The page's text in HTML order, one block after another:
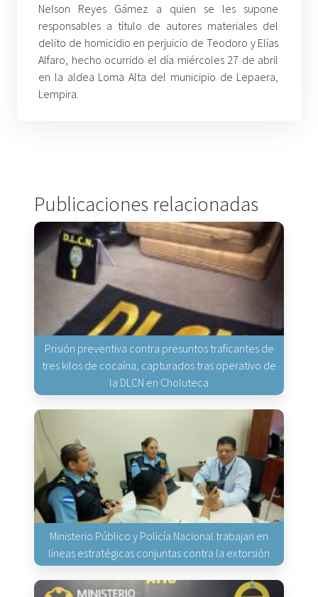
Nelson Reyes Gámez a quien se les supone
responsables a título de autores materiales del
delito de homicidio en perjuicio de Teodoro y Elías
Alfaro, hecho ocurrido el día miércoles 27 de abril
en la aldea Loma Alta del municipio de Lepaera,
Lempira.
Publicaciones relacionadas
Prisión preventiva contra presuntos traficantes de
tres kilos de cocaína, capturados tras operativo de
la DLCN en Choluteca
Ministerio Público y Policía Nacional trabajan en
líneas estratégicas conjuntas contra la extorsión